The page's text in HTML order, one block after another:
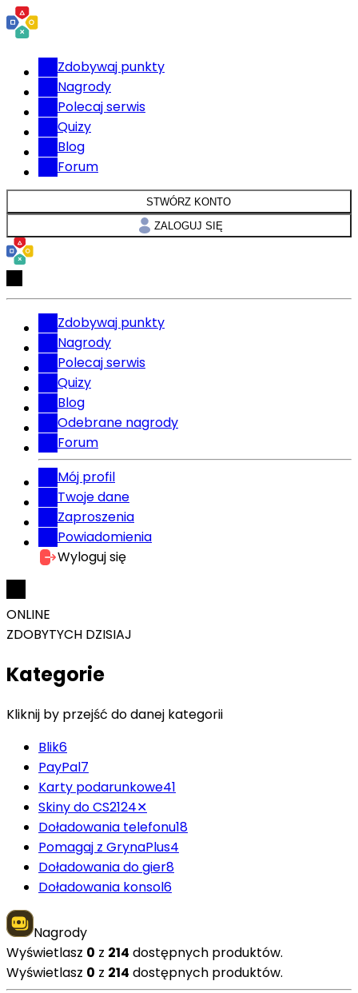
Zdobywaj punkty
Nagrody
Polecaj serwis
Quizy
Blog
Forum
STWÓRZ KONTO
ZALOGUJ SIĘ
Zdobywaj punkty
Nagrody
Polecaj serwis
Quizy
Blog
Odebrane nagrody
Forum
Mój profil
Twoje dane
Zaproszenia
Powiadomienia
Wyloguj się
ONLINE
ZDOBYTYCH DZISIAJ
Kategorie
Kliknij by przejść do danej kategorii
Blik6
PayPal7
Karty podarunkowe41
Skiny do CS2124✕
Doładowania telefonu18
Pomagaj z GrynaPlus4
Doładowania do gier8
Doładowania konsol6
Nagrody
Wyświetlasz 0 z 214 dostępnych produktów.
Wyświetlasz 0 z 214 dostępnych produktów.